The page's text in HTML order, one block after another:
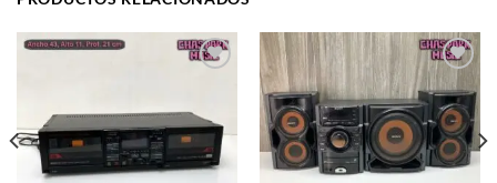
lista de
deseos
a la
lista de
deseos